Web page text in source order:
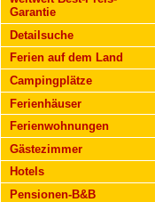
Garantie
Detailsuche
Ferien auf dem Land
Campingplätze
Ferienhäuser
Ferienwohnungen
Gästezimmer
Hotels
Pensionen-B&B